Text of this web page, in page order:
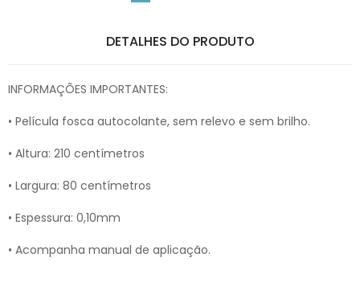
DETALHES DO PRODUTO
INFORMAÇÕES IMPORTANTES:
• Película fosca autocolante, sem relevo e sem brilho.
• Altura: 210 centímetros
• Largura: 80 centímetros
• Espessura: 0,10mm
• Acompanha manual de aplicação.